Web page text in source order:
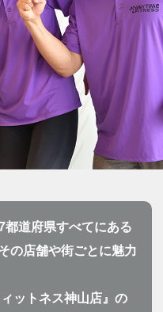
道府県すべてにある
の店舗や街ごとに魅力
ットネス神山店』の